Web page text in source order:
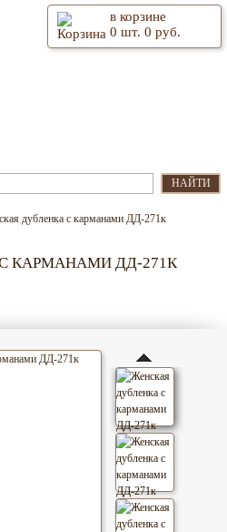
в корзине
0 шт. 0 руб.
НАЙТИ
дубленка с карманами ДД-271к
КАРМАНАМИ ДД-271К